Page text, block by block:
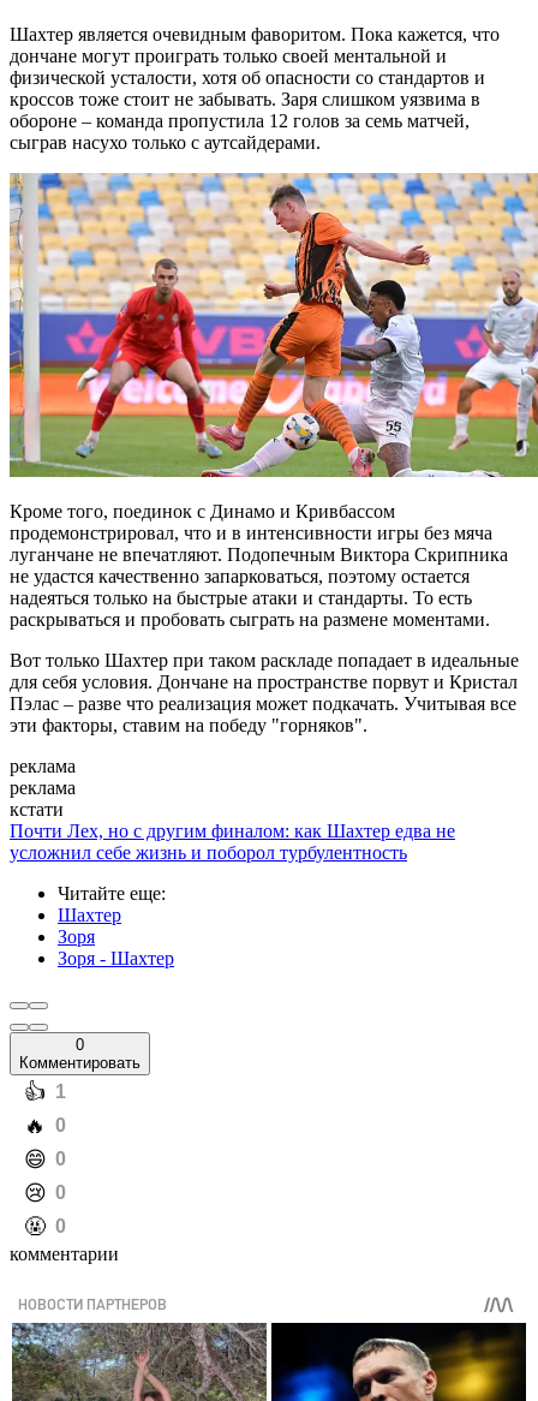
Шахтер является очевидным фаворитом. Пока кажется, что
дончане могут проиграть только своей ментальной и
физической усталости, хотя об опасности со стандартов и
кроссов тоже стоит не забывать. Заря слишком уязвима в
обороне – команда пропустила 12 голов за семь матчей,
сыграв насухо только с аутсайдерами.
Кроме того, поединок с Динамо и Кривбассом
продемонстрировал, что и в интенсивности игры без мяча
луганчане не впечатляют. Подопечным Виктора Скрипника
не удастся качественно запарковаться, поэтому остается
надеяться только на быстрые атаки и стандарты. То есть
раскрываться и пробовать сыграть на размене моментами.
Вот только Шахтер при таком раскладе попадает в идеальные
для себя условия. Дончане на пространстве порвут и Кристал
Пэлас – разве что реализация может подкачать. Учитывая все
эти факторы, ставим на победу "горняков".
реклама
реклама
кстати
Почти Лех, но с другим финалом: как Шахтер едва не
усложнил себе жизнь и поборол турбулентность
Читайте еще:
Шахтер
Зоря
Зоря - Шахтер
0
Комментировать
️👍 1
️🔥 0
️😄 0
️😢 0
️🤬 0
комментарии